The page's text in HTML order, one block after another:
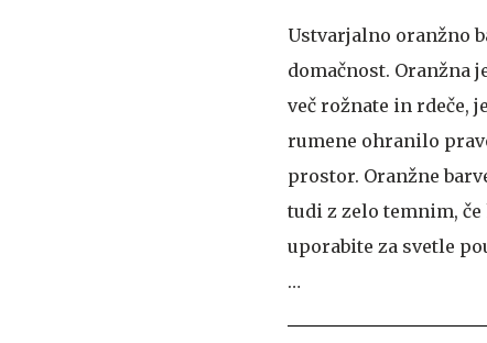
Ustvarjalno oranžno
domačnost. Oranžna
več rožnate in rdeče,
rumene ohranilo
prostor. Oranžne
tudi z zelo temnim,
uporabite za svetle
…